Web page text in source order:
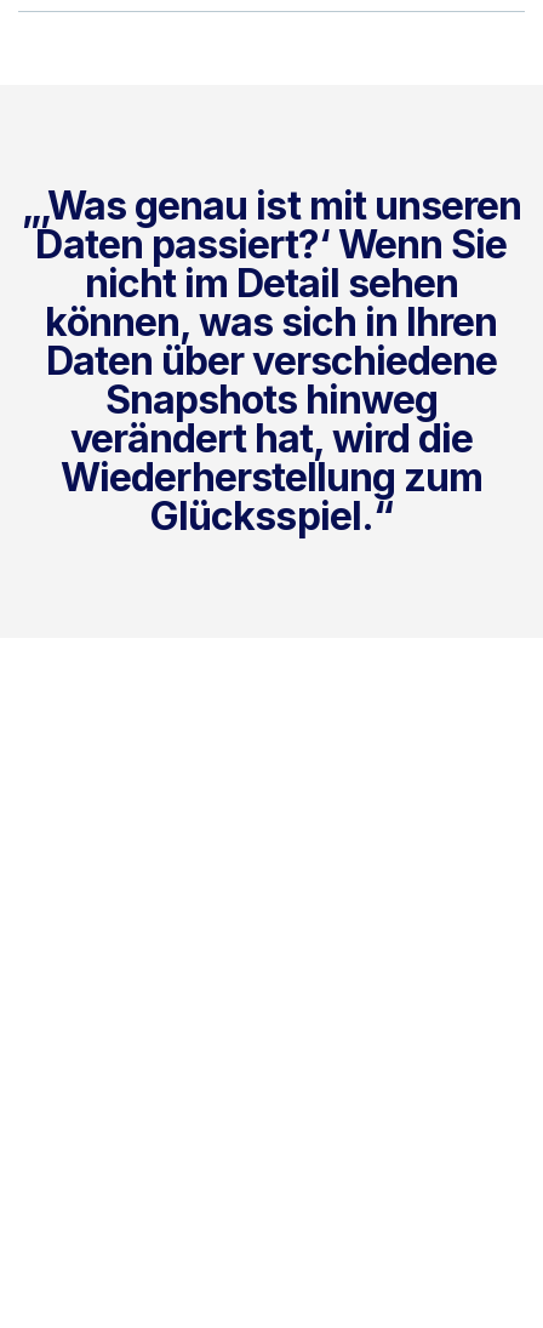
„‚Was genau ist mit unseren
Daten passiert?‘ Wenn Sie
nicht im Detail sehen
können, was sich in Ihren
Daten über verschiedene
Snapshots hinweg
verändert hat, wird die
Wiederherstellung zum
Glücksspiel.“